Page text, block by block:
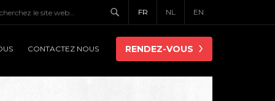
FR NL EN
CONTACTEZ NOUS RENDEZ-VOUS